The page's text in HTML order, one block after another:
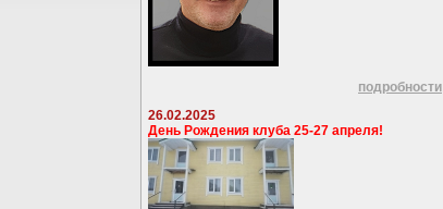
подробности
26.02.2025
День Рождения клуба 25-27 апреля!